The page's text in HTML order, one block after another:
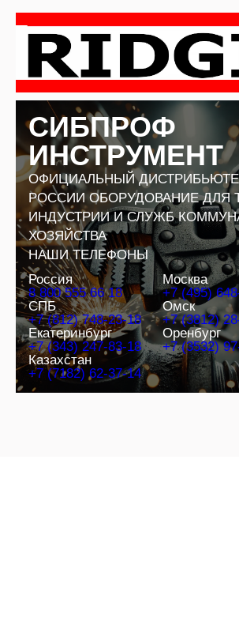
содержимому
СИБПРОФ
ИНСТРУМЕНТ
ОФИЦИАЛЬНЫЙ
РОССИИ ОБОРУДОВАНИЕ ДЛЯ
ИНДУСТРИИ И СЛУЖБ
ХОЗЯЙСТВА
НАШИ ТЕЛЕФОНЫ
Россия
8 800 555 66 18
Москва
+7 (495)
СПБ
+7 (812) 748-23-18
Омск
+7 (3812)
Екатеринбург
+7 (343) 247-83-18
Оренбург
+7 (3532)
Казахстан
+7 (7182) 62-37-14